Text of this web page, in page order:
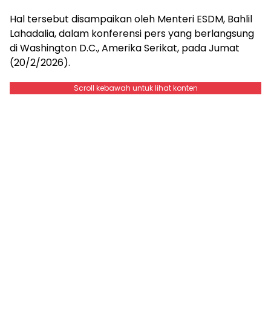
Hal tersebut disampaikan oleh Menteri ESDM, Bahlil
Lahadalia, dalam konferensi pers yang berlangsung
di Washington D.C., Amerika Serikat, pada Jumat
(20/2/2026).
Scroll kebawah untuk lihat konten